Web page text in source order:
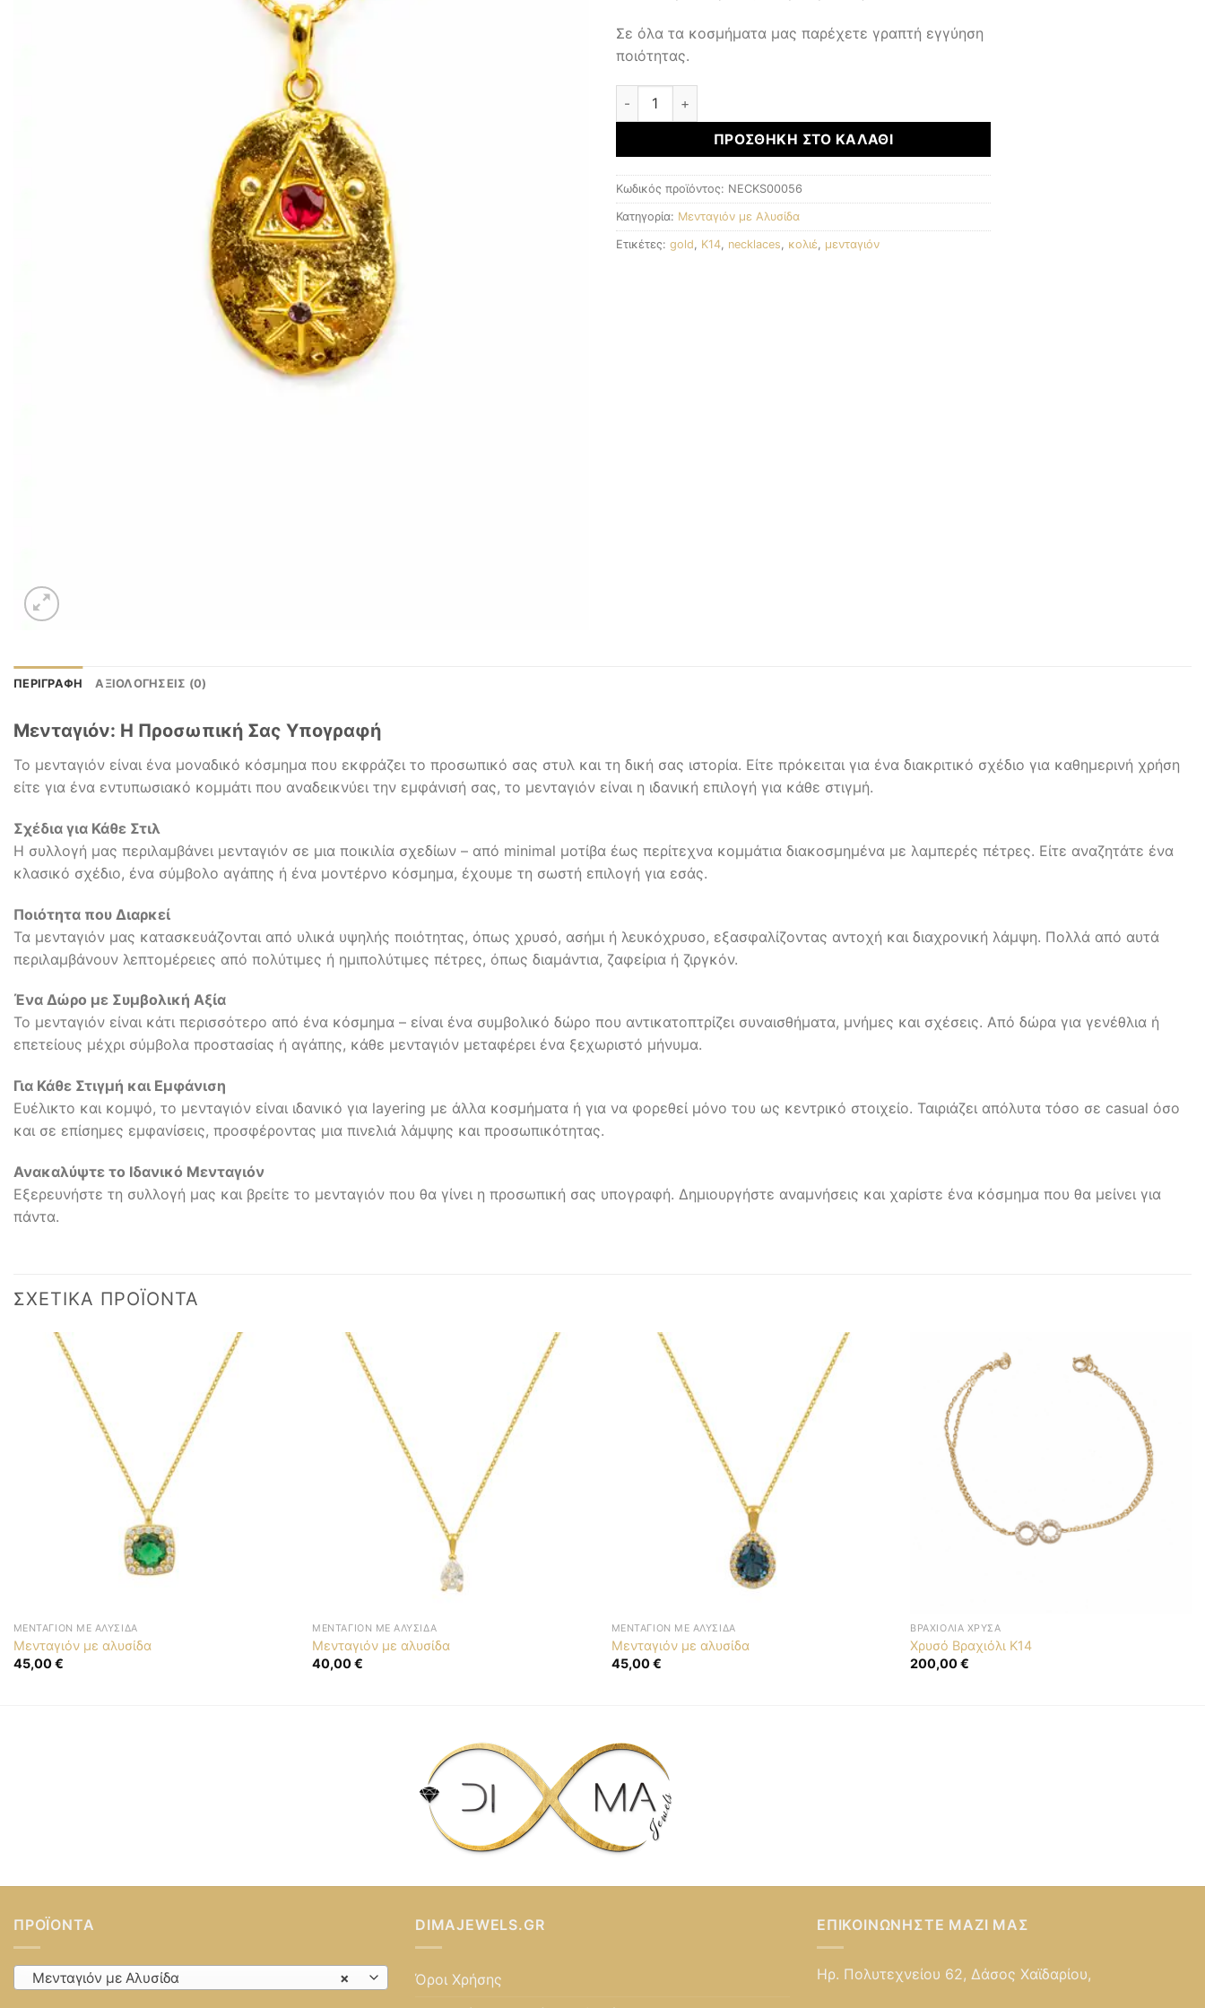
Σε όλα τα κοσμήματα μας παρέχετε γραπτή εγγύηση
ποιότητας.
Μενταγιόν με αλυσίδα ποσότητα
ΠΡΟΣΘΉΚΗ ΣΤΟ ΚΑΛΆΘΙ
Κωδικός προϊόντος: NECKS00056
Κατηγορία: Μενταγιόν με Αλυσίδα
Ετικέτες: gold, K14, necklaces, κολιέ, μενταγιόν
ΠΕΡΙΓΡΑΦΉ ΑΞΙΟΛΟΓΉΣΕΙΣ (0)
Μενταγιόν: Η Προσωπική Σας Υπογραφή
Το μενταγιόν είναι ένα μοναδικό κόσμημα που εκφράζει το προσωπικό σας στυλ και τη δική σας ιστορία. Είτε πρόκειται για ένα διακριτικό σχέδιο για καθημερινή χρήση
είτε για ένα εντυπωσιακό κομμάτι που αναδεικνύει την εμφάνισή σας, το μενταγιόν είναι η ιδανική επιλογή για κάθε στιγμή.
Σχέδια για Κάθε Στιλ
Η συλλογή μας περιλαμβάνει μενταγιόν σε μια ποικιλία σχεδίων – από minimal μοτίβα έως περίτεχνα κομμάτια διακοσμημένα με λαμπερές πέτρες. Είτε αναζητάτε ένα
κλασικό σχέδιο, ένα σύμβολο αγάπης ή ένα μοντέρνο κόσμημα, έχουμε τη σωστή επιλογή για εσάς.
Ποιότητα που Διαρκεί
Τα μενταγιόν μας κατασκευάζονται από υλικά υψηλής ποιότητας, όπως χρυσό, ασήμι ή λευκόχρυσο, εξασφαλίζοντας αντοχή και διαχρονική λάμψη. Πολλά από αυτά
περιλαμβάνουν λεπτομέρειες από πολύτιμες ή ημιπολύτιμες πέτρες, όπως διαμάντια, ζαφείρια ή ζιργκόν.
Ένα Δώρο με Συμβολική Αξία
Το μενταγιόν είναι κάτι περισσότερο από ένα κόσμημα – είναι ένα συμβολικό δώρο που αντικατοπτρίζει συναισθήματα, μνήμες και σχέσεις. Από δώρα για γενέθλια ή
επετείους μέχρι σύμβολα προστασίας ή αγάπης, κάθε μενταγιόν μεταφέρει ένα ξεχωριστό μήνυμα.
Για Κάθε Στιγμή και Εμφάνιση
Ευέλικτο και κομψό, το μενταγιόν είναι ιδανικό για layering με άλλα κοσμήματα ή για να φορεθεί μόνο του ως κεντρικό στοιχείο. Ταιριάζει απόλυτα τόσο σε casual όσο
και σε επίσημες εμφανίσεις, προσφέροντας μια πινελιά λάμψης και προσωπικότητας.
Ανακαλύψτε το Ιδανικό Μενταγιόν
Εξερευνήστε τη συλλογή μας και βρείτε το μενταγιόν που θα γίνει η προσωπική σας υπογραφή. Δημιουργήστε αναμνήσεις και χαρίστε ένα κόσμημα που θα μείνει για
πάντα.
ΣΧΕΤΙΚΆ ΠΡΟΪΌΝΤΑ
ΜΕΝΤΑΓΙΌΝ ΜΕ ΑΛΥΣΊΔΑ
Μενταγιόν με αλυσίδα
45,00€
ΜΕΝΤΑΓΙΌΝ ΜΕ ΑΛΥΣΊΔΑ
Μενταγιόν με αλυσίδα
40,00€
ΜΕΝΤΑΓΙΌΝ ΜΕ ΑΛΥΣΊΔΑ
Μενταγιόν με αλυσίδα
45,00€
ΒΡΑΧΙΌΛΙΑ ΧΡΥΣΆ
Χρυσό Βραχιόλι Κ14
200,00€
ΠΡΟΪΌΝΤΑ
×
Μενταγιόν με Αλυσίδα
DIMAJEWELS.GR
Όροι Χρήσης
ΕΠΙΚΟΙΝΩΝΉΣΤΕ ΜΑΖΊ ΜΑΣ
Ηρ. Πολυτεχνείου 62, Δάσος Χαϊδαρίου,